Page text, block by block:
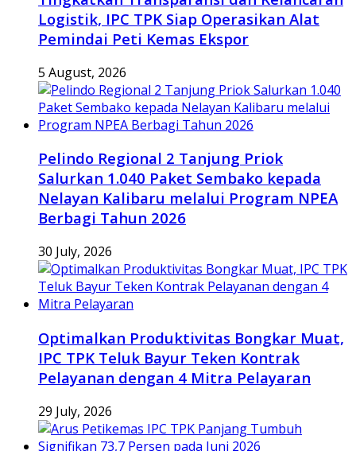
Logistik, IPC TPK Siap Operasikan Alat
Pemindai Peti Kemas Ekspor
5 August, 2026
Pelindo Regional 2 Tanjung Priok
Salurkan 1.040 Paket Sembako kepada
Nelayan Kalibaru melalui Program NPEA
Berbagi Tahun 2026
30 July, 2026
Optimalkan Produktivitas Bongkar Muat,
IPC TPK Teluk Bayur Teken Kontrak
Pelayanan dengan 4 Mitra Pelayaran
29 July, 2026